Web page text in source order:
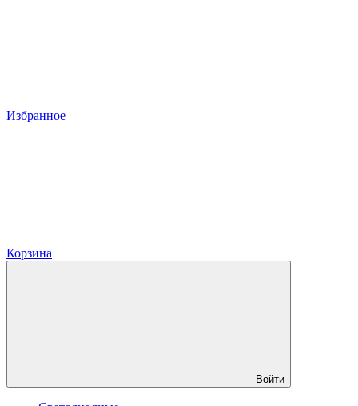
Избранное
Корзина
Войти